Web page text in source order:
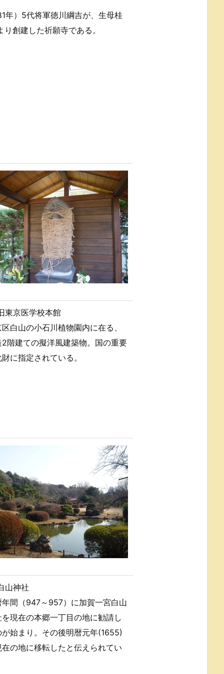
年）5代将軍徳川綱吉が、生母桂
創建した祈願寺である。
京医学校本館
白山の小石川植物園内に在る、
階建ての擬洋風建築物。国の重要
に指定されている。
神社
年間（947～957）に加賀一宮白山
現在の本郷一丁目の地に勧請し
始まり。その後明暦元年(1655)
の地に移転したと伝えられてい